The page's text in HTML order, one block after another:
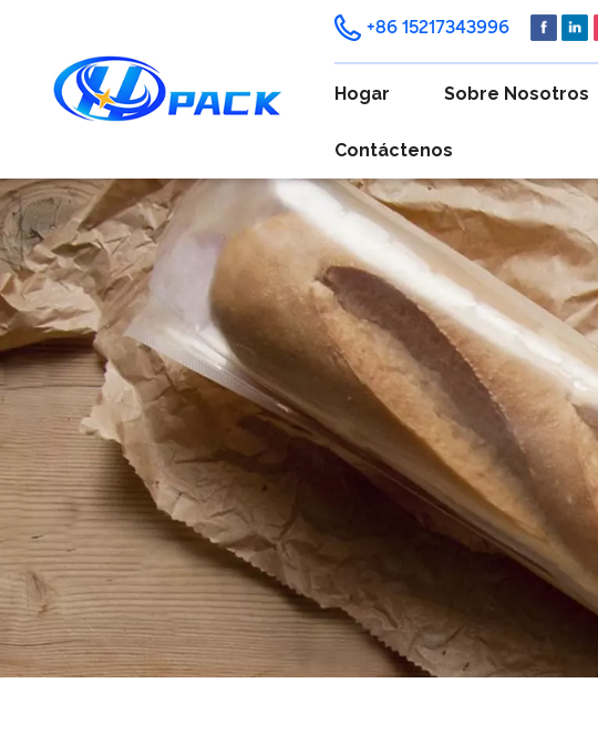
+86 15217343996
Hogar Sobre Nosotros
Contáctenos